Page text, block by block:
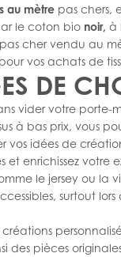
au mètre pas chers,
le coton bio noir, à
cher vendu au
vos achats de
DE
vider votre porte-
à bas prix, vous
vos idées de
et enrichissez votre
le jersey ou
surtout
des pièces